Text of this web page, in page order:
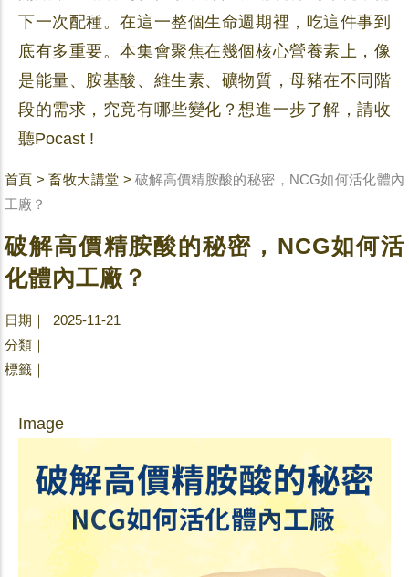
下一次配種。在這一整個生命週期裡，吃這件事到
底有多重要。本集會聚焦在幾個核心營養素上，像
是能量、胺基酸、維生素、礦物質，母豬在不同階
段的需求，究竟有哪些變化？想進一步了解，請收
聽Pocast !
首頁 >畜牧大講堂 > 破解高價精胺酸的秘密，NCG如何活化體內
工廠？
破解高價精胺酸的秘密，NCG如何活
化體內工廠？
日期｜ 2025-11-21
分類｜
標籤｜
Image